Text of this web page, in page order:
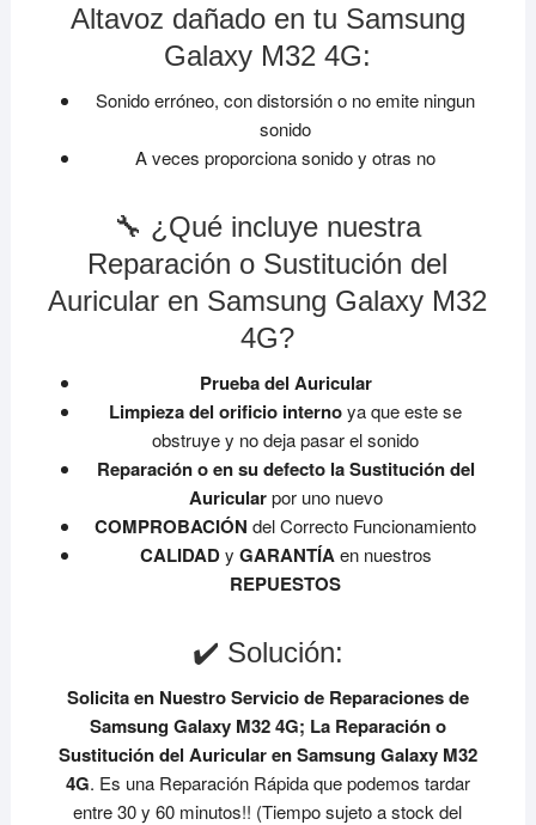
Altavoz dañado en tu Samsung
Galaxy M32 4G:
Sonido erróneo, con distorsión o no emite ningun
sonido
A veces proporciona sonido y otras no
🔧 ¿Qué incluye nuestra
Reparación o Sustitución del
Auricular en Samsung Galaxy M32
4G?
Prueba del Auricular
Limpieza del orificio internoya que este se
obstruye y no deja pasar el sonido
Reparación o en su defecto la Sustitución del
Auricularpor uno nuevo
COMPROBACIÓNdel Correcto Funcionamiento
CALIDADy GARANTÍAen nuestros
REPUESTOS
✔️ Solución:
Solicita en Nuestro Servicio de Reparaciones de
Samsung Galaxy M32 4G; La Reparación o
Sustitución del Auricular en Samsung Galaxy M32
4G. Es una Reparación Rápida que podemos tardar
entre 30 y 60 minutos!! (Tiempo sujeto a stock del